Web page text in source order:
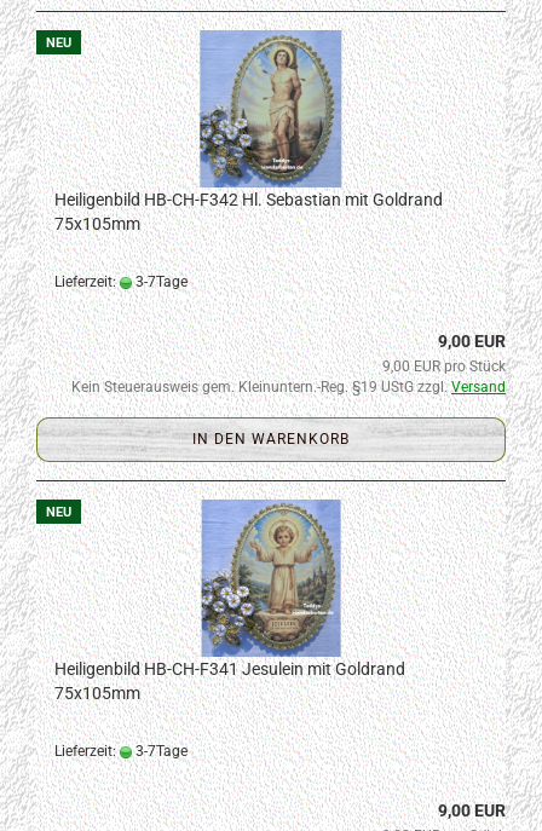
NEU
Heiligenbild HB-CH-F342 Hl. Sebastian mit Goldrand
75x105mm
Lieferzeit: 3-7Tage
9,00 EUR
9,00 EUR pro Stück
Kein Steuerausweis gem. Kleinuntern.-Reg. §19 UStG zzgl.Versand
IN DEN WARENKORB
NEU
Heiligenbild HB-CH-F341 Jesulein mit Goldrand
75x105mm
Lieferzeit: 3-7Tage
9,00 EUR